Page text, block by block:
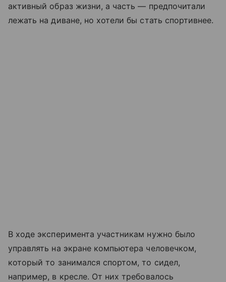
активный образ жизни, а часть — предпочитали
лежать на диване, но хотели бы стать спортивнее.
В ходе эксперимента участникам нужно было
управлять на экране компьютера человечком,
который то занимался спортом, то сидел,
например, в кресле. От них требовалось